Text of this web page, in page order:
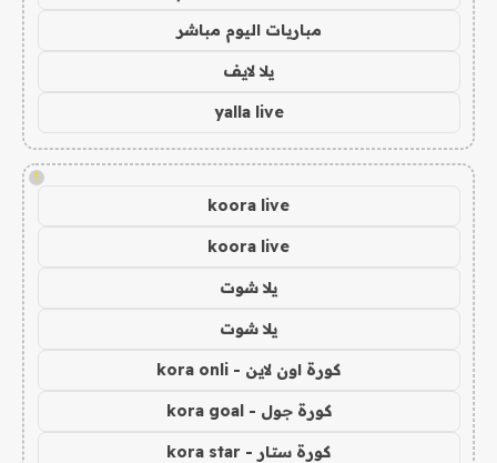
مباريات اليوم مباشر
يلا لايف
yalla live
!
koora live
koora live
يلا شوت
يلا شوت
كورة اون لاين - kora onli
كورة جول - kora goal
كورة ستار - kora star